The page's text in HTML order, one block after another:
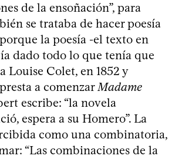
de la ensoñación”, para
se trataba de hacer poesía
la poesía -el texto en
dado todo lo que tenía que
Louise Colet, en 1852 y
a comenzarMadame
escribe: “la novela
espera a su Homero”. La
como una combinatoria,
“Las combinaciones de la